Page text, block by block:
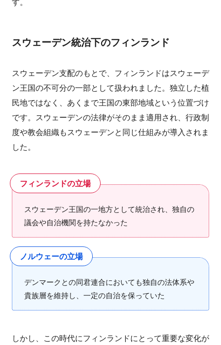
す。
スウェーデン統治下のフィンランド
スウェーデン支配のもとで、フィンランドはスウェーデ
ン王国の不可分の一部として扱われました。独立した植
民地ではなく、あくまで王国の東部地域という位置づけ
です。スウェーデンの法律がそのまま適用され、行政制
度や教会組織もスウェーデンと同じ仕組みが導入されま
した。
フィンランドの立場
スウェーデン王国の一地方として統治され、独自の
議会や自治機関を持たなかった
ノルウェーの立場
デンマークとの同君連合においても独自の法体系や
貴族層を維持し、一定の自治を保っていた
しかし、この時代にフィンランドにとって重要な変化が